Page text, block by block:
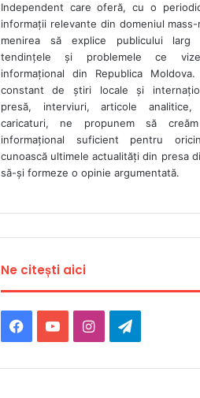
Independent care oferă, cu o
informații relevante din domeniul mass-
menirea să explice publicului larg
tendințele și problemele ce
informațional din Republica
constant de ştiri locale şi
presă, interviuri, articole
caricaturi, ne propunem să
informaţional suficient pentru
cunoască ultimele actualităţi din presa
să-şi formeze o opinie argumentată.
Ne citești aici
Facebook
YouTubeInstagramTelegram